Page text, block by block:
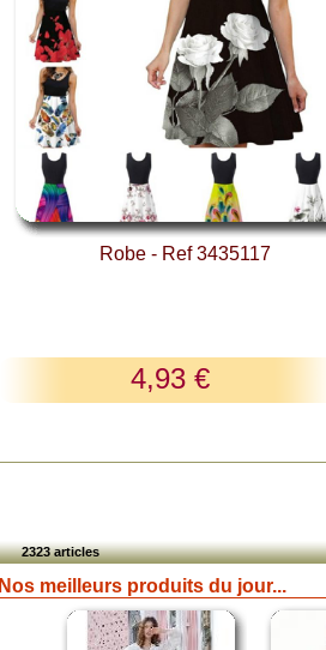
Robe - Ref 3435117
4,93 €
2323 articles
Nos meilleurs produits du jour...